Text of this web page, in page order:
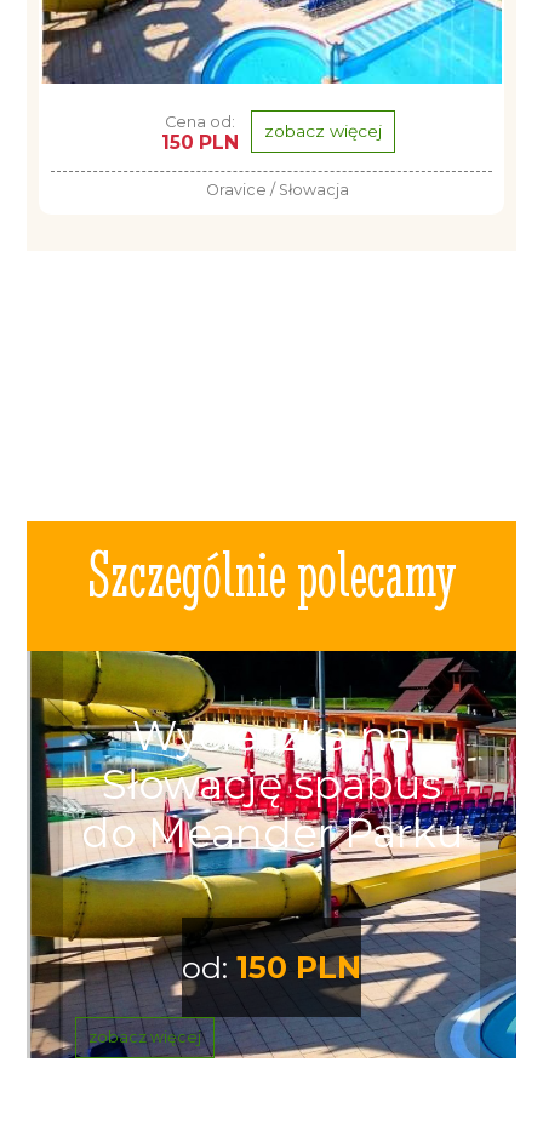
Cena od:
150 PLN zobacz więcej
Oravice / Słowacja
Szczególnie polecamy
Wycieczka na
Słowację spabus
do Meander Parku
od: 150 PLN
zobacz więcej